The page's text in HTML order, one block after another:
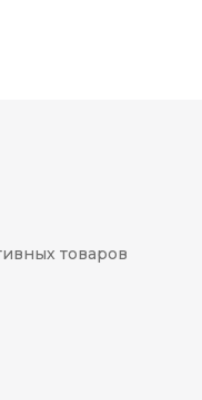
товаров